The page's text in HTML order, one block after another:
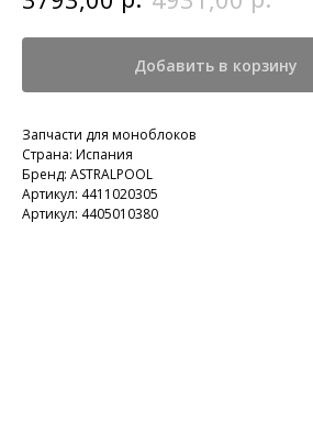
Добавить в корзину
Запчасти для моноблоков
Страна: Испания
Бренд: ASTRALPOOL
Артикул: 4411020305
Артикул: 4405010380